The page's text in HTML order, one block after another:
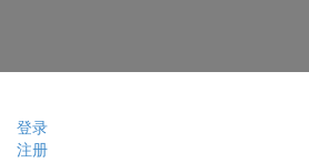
登录
注册